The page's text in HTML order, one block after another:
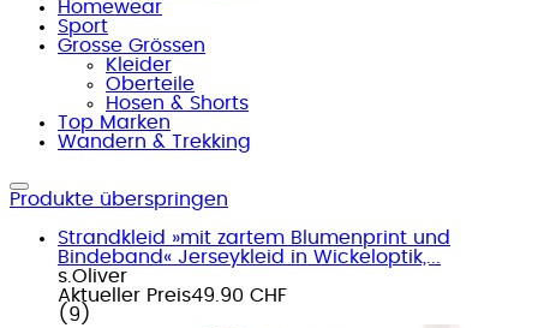
Homewear
Sport
Grosse Grössen
Kleider
Oberteile
Hosen & Shorts
Top Marken
Wandern & Trekking
Produkte überspringen
Strandkleid »mit zartem Blumenprint und
Bindeband« Jerseykleid in Wickeloptik,...
s.Oliver
Aktueller Preis49.90 CHF
( 9 )